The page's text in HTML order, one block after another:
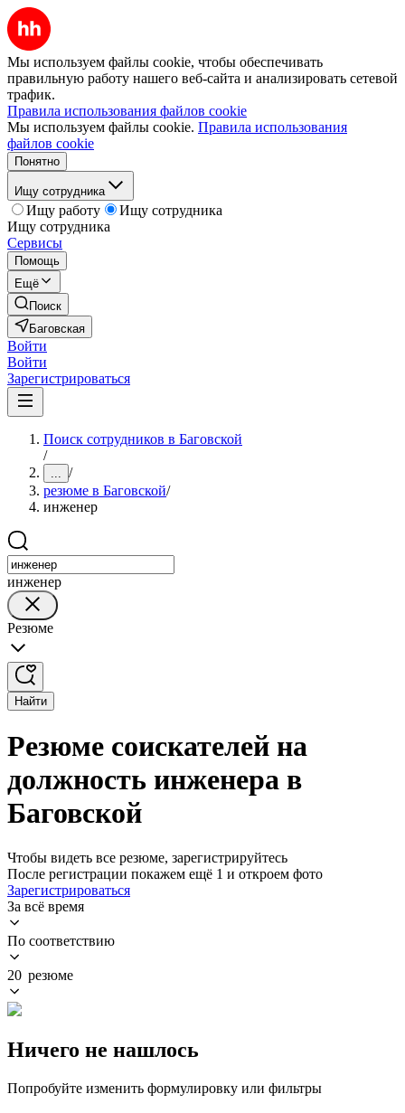
Мы используем файлы cookie, чтобы обеспечивать
правильную работу нашего веб-сайта и анализировать сетевой
трафик.
Правила использования файлов cookie
Мы используем файлы cookie. Правила использования
файлов cookie
Понятно
Ищу сотрудника
Ищу работу
Ищу сотрудника
Ищу сотрудника
Сервисы
Помощь
Ещё
Поиск
Баговская
Войти
Войти
Зарегистрироваться
Поиск сотрудников в Баговской
/
... /
резюме в Баговской/
инженер
инженер
Резюме
Найти
Резюме соискателей на
должность инженера в
Баговской
Чтобы видеть все резюме, зарегистрируйтесь
После регистрации покажем ещё 1 и откроем фото
Зарегистрироваться
За всё время
По соответствию
20 резюме
Ничего не нашлось
Попробуйте изменить формулировку или фильтры